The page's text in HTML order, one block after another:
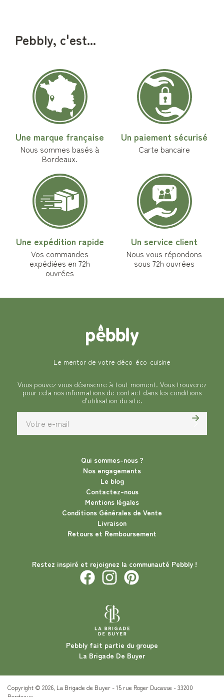
Pebbly, c'est...
Une marque française
Nous sommes basés à
Bordeaux.
Un paiement sécurisé
Carte bancaire
Une expédition rapide
Vos commandes
expédiées en 72h
ouvrées
Un service client
Nous vous répondons
sous 72h ouvrées
Le mentor de votre déco-éco-cuisine
Vous pouvez vous désinscrire à tout moment. Vous trouverez
pour cela nos informations de contact dans les conditions
d'utilisation du site.
Qui sommes-nous ?
Nos engagements
Le blog
Contactez-nous
Mentions légales
Conditions Générales de Vente
Livraison
Retours et Remboursement
Pebbly fait partie du groupe
La Brigade De Buyer
Restez inspiré et rejoignez la communauté Pebbly !
Copyright © 2026, La Brigade de Buyer - 15 rue Roger Ducasse - 33200